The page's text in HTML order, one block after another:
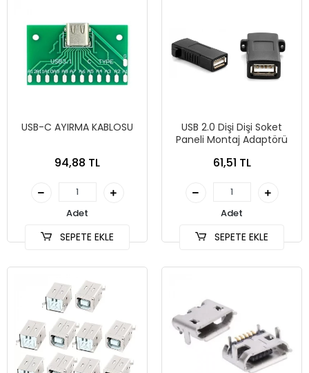
USB-C AYIRMA KABLOSU
94,88 TL
Adet
SEPETE EKLE
USB 2.0 Dişi Dişi Soket
Paneli Montaj Adaptörü
61,51 TL
Adet
SEPETE EKLE